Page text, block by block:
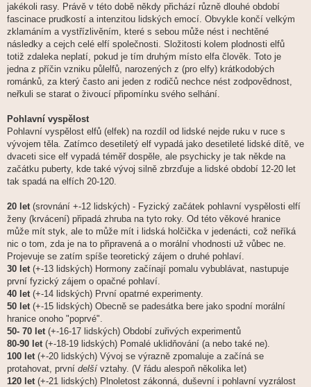
jakékoli rasy. Právě v této době někdy přichází různě dlouhé období
fascinace prudkostí a intenzitou lidských emocí. Obvykle končí velkým
zklamáním a vystřízlivěním, které s sebou může nést i nechtěné
následky a cejch celé elfí společnosti. Složitosti kolem plodnosti elfů
totiž zdaleka neplatí, pokud je tím druhým místo elfa člověk. Toto je
jedna z příčin vzniku půlelfů, narozených z (pro elfy) krátkodobých
románků, za který často ani jeden z rodičů nechce nést zodpovědnost,
neřkuli se starat o živoucí připomínku svého selhání.
Pohlavní vyspělost
Pohlavní vyspělost elfů (elfek) na rozdíl od lidské nejde ruku v ruce s
vývojem těla. Zatímco desetiletý elf vypadá jako desetileté lidské dítě, ve
dvaceti sice elf vypadá téměř dospěle, ale psychicky je tak někde na
začátku puberty, kde také vývoj silně zbrzďuje a lidské období 12-20 let
tak spadá na elfích 20-120.
20 let (srovnání +-12 lidských) - Fyzický začátek pohlavní vyspělosti elfí
ženy (krvácení) připadá zhruba na tyto roky. Od této věkové hranice
může mít styk, ale to může mít i lidská holčička v jedenácti, což neříká
nic o tom, zda je na to připravená a o morální vhodnosti už vůbec ne.
Projevuje se zatím spíše teoretický zájem o druhé pohlaví.
30 let (+-13 lidských) Hormony začínají pomalu vybublávat, nastupuje
první fyzický zájem o opačné pohlaví.
40 let (+-14 lidských) První opatrné experimenty.
50 let (+-15 lidských) Obecně se padesátka bere jako spodní morální
hranice onoho "poprvé".
50- 70 let (+-16-17 lidských) Období zuřivých experimentů
80-90 let (+-18-19 lidských) Pomalé uklidňování (a nebo také ne).
100 let (+-20 lidských) Vývoj se výrazně zpomaluje a začíná se
protahovat, první delšívztahy. (V řádu alespoň několika let)
120 let (+-21 lidských) Plnoletost zákonná, duševní i pohlavní vyzrálost